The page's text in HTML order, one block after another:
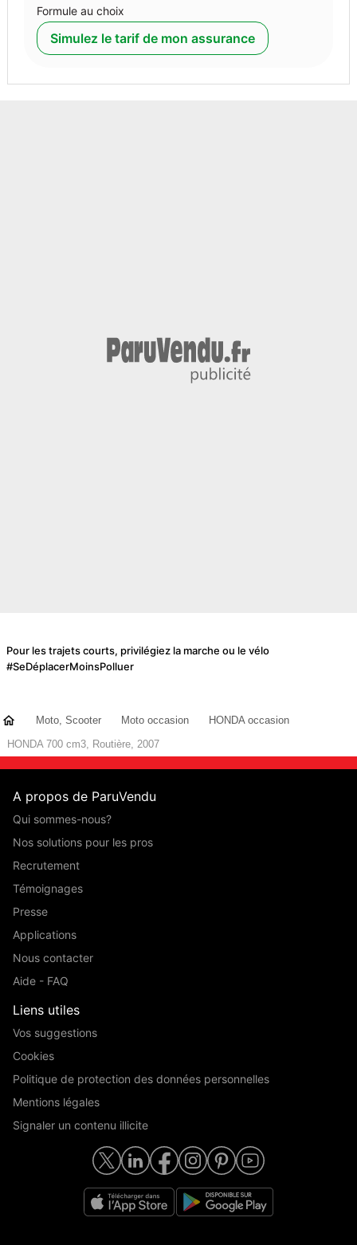
Formule au choix
Simulez le tarif de mon assurance
Pour les trajets courts, privilégiez la marche ou le vélo
#SeDéplacerMoinsPolluer
Moto, Scooter Moto occasion
HONDA occasion
HONDA 700 cm3, Routière, 2007
A propos de ParuVendu
Qui sommes-nous?
Nos solutions pour les pros
Recrutement
Témoignages
Presse
Applications
Nous contacter
Aide - FAQ
Liens utiles
Vos suggestions
Cookies
Politique de protection des données personnelles
Mentions légales
Signaler un contenu illicite